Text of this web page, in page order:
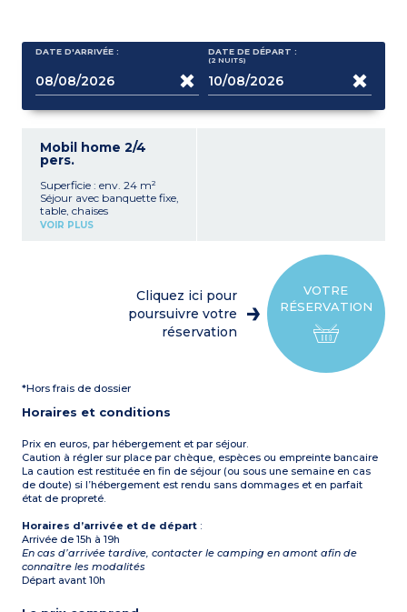
DATE D'ARRIVÉE : DATE DE DÉPART :
(2 NUITS)
Mobil home 2/4
pers.
Superficie : env. 24 m²
Séjour avec banquette fixe,
table, chaises
Kitchenette équipée
1 chambre avec un lit
1 chambre avec deux lits
simples jumeaux (80 cm)
1 salle d’eau avec douche et
chaise longue
disponible le samedi ou le
Capacité max. 4
personnes
VOIR PLUS
VOTRE
RÉSERVATION
Cliquez ici pour
poursuivre votre
réservation
*Hors frais de dossier
Horaires et conditions
Prix en euros, par hébergement et par séjour.
Caution à régler sur place par chèque, espèces ou empreinte bancaire
La caution est restituée en fin de séjour (ou sous une semaine en cas
de doute) si l’hébergement est rendu sans dommages et en parfait
état de propreté.
Horaires d’arrivée et de départ :
Arrivée de 15h à 19h
En cas d’arrivée tardive, contacter le camping en amont afin de
connaître les modalités
Départ avant 10h